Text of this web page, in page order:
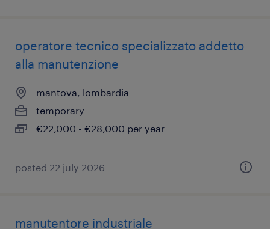
operatore tecnico specializzato addetto
alla manutenzione
mantova, lombardia
temporary
€22,000 - €28,000 per year
posted 22 july 2026
manutentore industriale